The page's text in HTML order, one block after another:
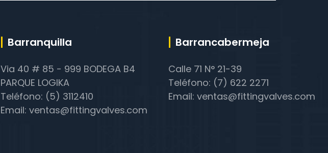
Barranquilla
Via 40 # 85 - 999 BODEGA B4
PARQUE LOGIKA
Teléfono: (5) 3112410
Email: ventas@fittingvalves.com
Barrancabermeja
Calle 71 N° 21-39
Teléfono: (7) 622 2271
Email: ventas@fittingvalves.com